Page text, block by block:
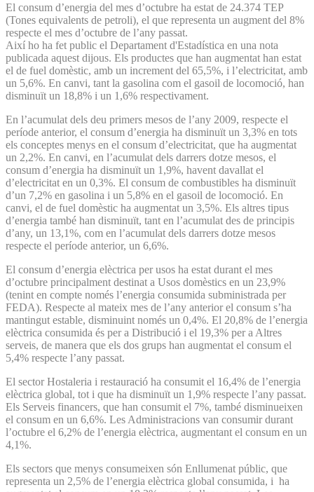
El consum d’energia del mes d’octubre ha estat de 24.374 TEP
(Tones equivalents de petroli), el que representa un augment del 8%
respecte el mes d’octubre de l’any passat.
Així ho ha fet public el Departament d'Estadística en una nota
publicada aquest dijous. Els productes que han augmentat han estat
el de fuel domèstic, amb un increment del 65,5%, i l’electricitat, amb
un 5,6%. En canvi, tant la gasolina com el gasoil de locomoció, han
disminuït un 18,8% i un 1,6% respectivament.
En l’acumulat dels deu primers mesos de l’any 2009, respecte el
període anterior, el consum d’energia ha disminuït un 3,3% en tots
els conceptes menys en el consum d’electricitat, que ha augmentat
un 2,2%. En canvi, en l’acumulat dels darrers dotze mesos, el
consum d’energia ha disminuït un 1,9%, havent davallat el
d’electricitat en un 0,3%. El consum de combustibles ha disminuït
d’un 7,2% en gasolina i un 5,8% en el gasoil de locomoció. En
canvi, el de fuel domèstic ha augmentat un 3,5%. Els altres tipus
d’energia també han disminuït, tant en l’acumulat des de principis
d’any, un 13,1%, com en l’acumulat dels darrers dotze mesos
respecte el període anterior, un 6,6%.
El consum d’energia elèctrica per usos ha estat durant el mes
d’octubre principalment destinat a Usos domèstics en un 23,9%
(tenint en compte només l’energia consumida subministrada per
FEDA). Respecte al mateix mes de l’any anterior el consum s’ha
mantingut estable, disminuint només un 0,4%. El 20,8% de l’energia
elèctrica consumida és per a Distribució i el 19,3% per a Altres
serveis, de manera que els dos grups han augmentat el consum el
5,4% respecte l’any passat.
El sector Hostaleria i restauració ha consumit el 16,4% de l’energia
elèctrica global, tot i que ha disminuït un 1,9% respecte l’any passat.
Els Serveis financers, que han consumit el 7%, també disminueixen
el consum en un 6,6%. Les Administracions van consumir durant
l’octubre el 6,2% de l’energia elèctrica, augmentant el consum en un
4,1%.
Els sectors que menys consumeixen són Enllumenat públic, que
representa un 2,5% de l’energia elèctrica global consumida, i ha